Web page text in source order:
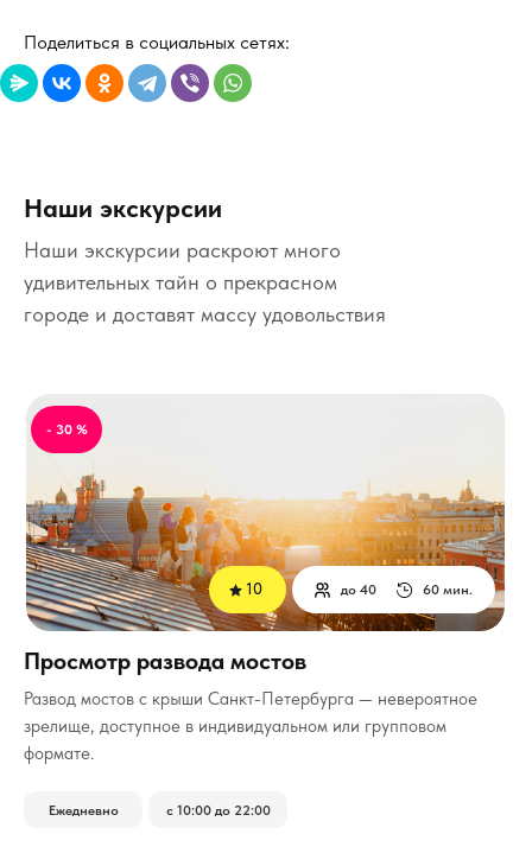
Поделиться в социальных сетях:
Наши экскурсии
Наши экскурсии раскроют много
удивительных тайн о прекрасном
городе и доставят массу удовольствия
Развод мостов с крыши Санкт-Петербурга — невероятное
зрелище, доступное в индивидуальном или групповом
формате.
60 мин.
до 40
Ежедневно с 10:00 до 22:00
- 30 %
Просмотр развода мостов
10